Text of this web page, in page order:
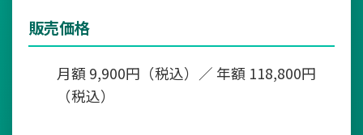
販売価格
月額 9,900円（税込）／ 年額 118,800円
（税込）